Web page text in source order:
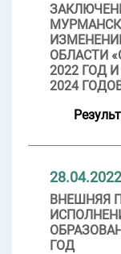
ОБЛАСТИ
2022 ГОД
2024
28.04.2022
ВНЕШНЯЯ
ГОД